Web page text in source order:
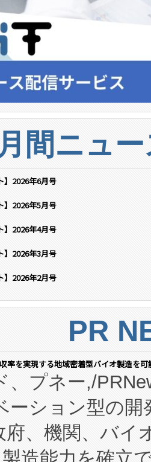
月間ニュ
】2026年6月号
】2026年5月号
】2026年4月号
】2026年3月号
】2026年2月号
PR
率を実現する地域密着型バイオ製造を
、プネー,/
ーション型の
府、機関、バイ